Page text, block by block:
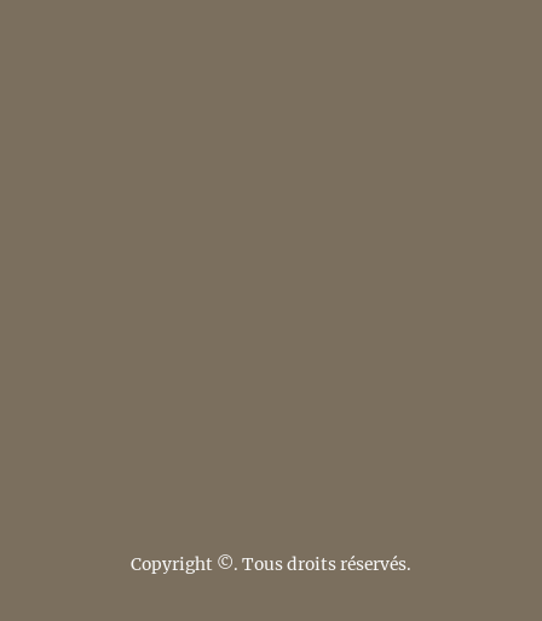
Copyright ©. Tous droits réservés.